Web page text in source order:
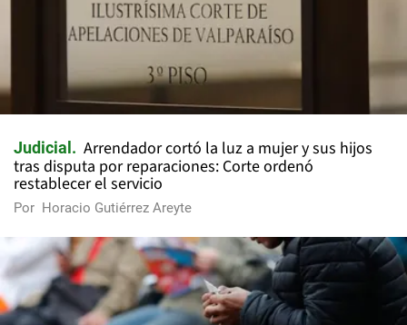
Judicial
Arrendador cortó la luz a mujer y sus hijos
tras disputa por reparaciones: Corte ordenó
restablecer el servicio
Por Horacio Gutiérrez Areyte